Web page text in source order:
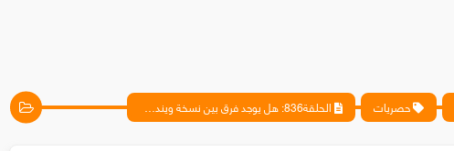
حصريات الحلقة836: هل يوجد فرق بين نسخة ويندوز مفعلة بطرق غير قانونية واخرى أصلية